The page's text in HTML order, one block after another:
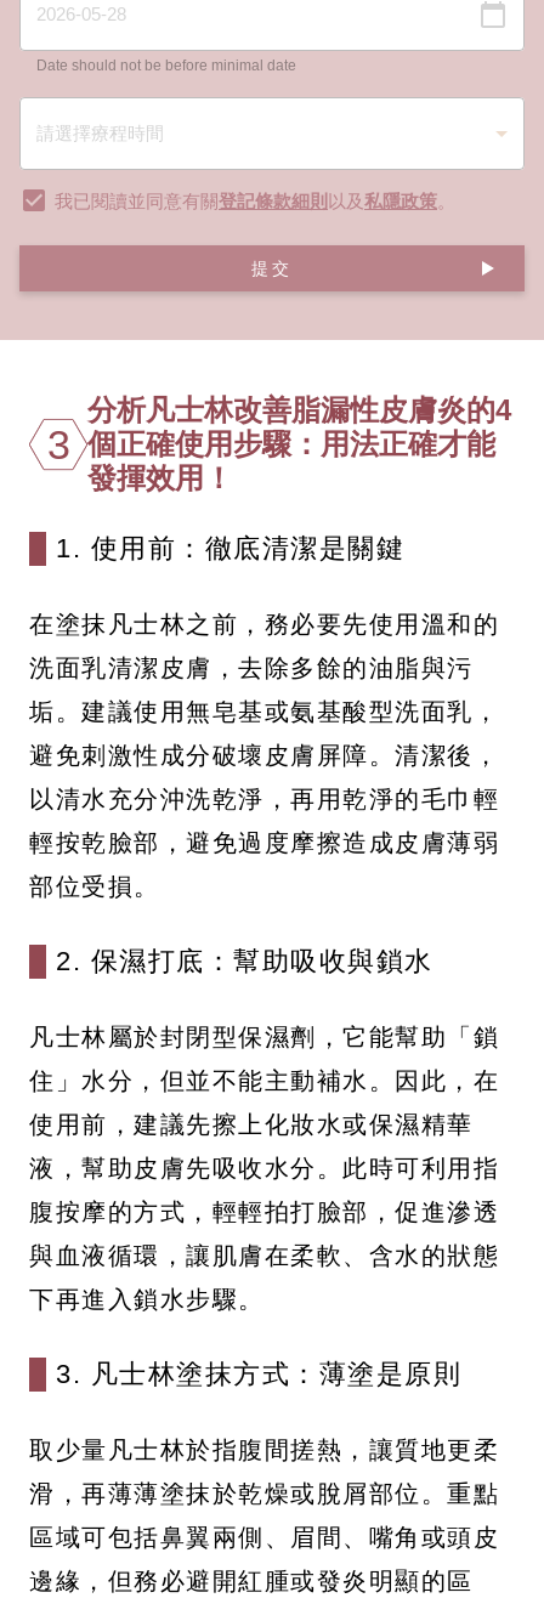
Date should not be before minimal date
我已閱讀並同意有關登記條款細則 以及私隱政策。
提交
3
分析凡士林改善脂漏性皮膚炎的4
個正確使用步驟：用法正確才能
發揮效用！
1. 使用前：徹底清潔是關鍵
在塗抹凡士林之前，務必要先使用溫和的
洗面乳清潔皮膚，去除多餘的油脂與污
垢。建議使用無皂基或氨基酸型洗面乳，
避免刺激性成分破壞皮膚屏障。清潔後，
以清水充分沖洗乾淨，再用乾淨的毛巾輕
輕按乾臉部，避免過度摩擦造成皮膚薄弱
部位受損。
2. 保濕打底：幫助吸收與鎖水
凡士林屬於封閉型保濕劑，它能幫助「鎖
住」水分，但並不能主動補水。因此，在
使用前，建議先擦上化妝水或保濕精華
液，幫助皮膚先吸收水分。此時可利用指
腹按摩的方式，輕輕拍打臉部，促進滲透
與血液循環，讓肌膚在柔軟、含水的狀態
下再進入鎖水步驟。
3. 凡士林塗抹方式：薄塗是原則
取少量凡士林於指腹間搓熱，讓質地更柔
滑，再薄薄塗抹於乾燥或脫屑部位。重點
區域可包括鼻翼兩側、眉間、嘴角或頭皮
邊緣，但務必避開紅腫或發炎明顯的區